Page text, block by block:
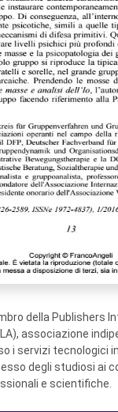
della Publishers
associazione
i servizi tecnologici
degli studiosi ai
e scientifiche.